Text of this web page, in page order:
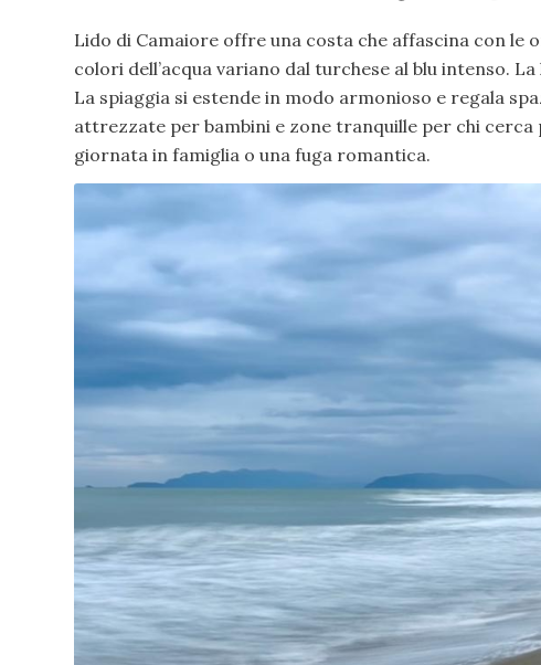
Lido di Camaiore offre una costa che affascina con le
colori dell’acqua variano dal turchese al blu intenso.
La spiaggia si estende in modo armonioso e regala
attrezzate per bambini e zone tranquille per chi cerca
giornata in famiglia o una fuga romantica.